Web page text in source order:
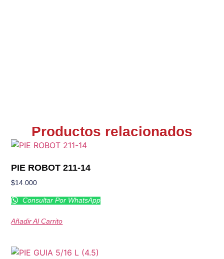
Productos relacionados
PIE ROBOT 211-14
$14.000
Consultar Por WhatsApp
Añadir Al Carrito